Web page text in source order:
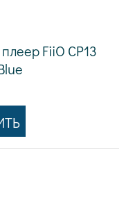
FiiO CP13